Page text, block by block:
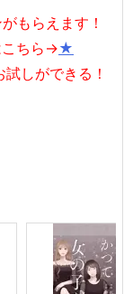
もらえます！
こちら→★
しができる！